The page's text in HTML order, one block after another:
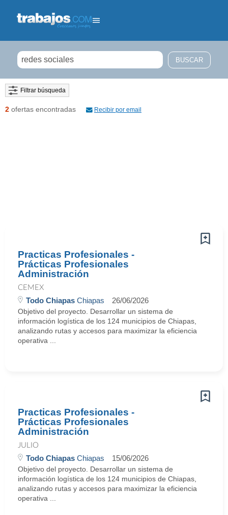
Filtrar búsqueda
2 ofertas encontradas Recibir por email
Practicas Profesionales -
Prácticas Profesionales
Administración
CEMEX
Todo Chiapas Chiapas 26/06/2026
Objetivo del proyecto. Desarrollar un sistema de
información logística de los 124 municipios de Chiapas,
analizando rutas y accesos para maximizar la eficiencia
operativa ...
Practicas Profesionales -
Prácticas Profesionales
Administración
JULIO
Todo Chiapas Chiapas 15/06/2026
Objetivo del proyecto. Desarrollar un sistema de
información logística de los 124 municipios de Chiapas,
analizando rutas y accesos para maximizar la eficiencia
operativa ...